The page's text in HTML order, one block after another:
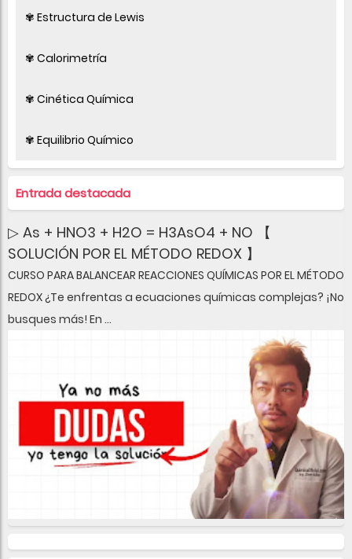
✾ Estructura de Lewis
✾ Calorimetría
✾ Cinética Química
✾ Equilibrio Químico
Entrada destacada
▷ As + HNO3 + H2O = H3AsO4 + NO 【
SOLUCIÓN POR EL MÉTODO REDOX 】
CURSO PARA BALANCEAR REACCIONES QUÍMICAS POR EL MÉTODO
REDOX ¿Te enfrentas a ecuaciones químicas complejas? ¡No
busques más! En ...